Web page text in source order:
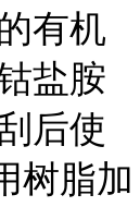
有机
盐胺
后使
树脂加